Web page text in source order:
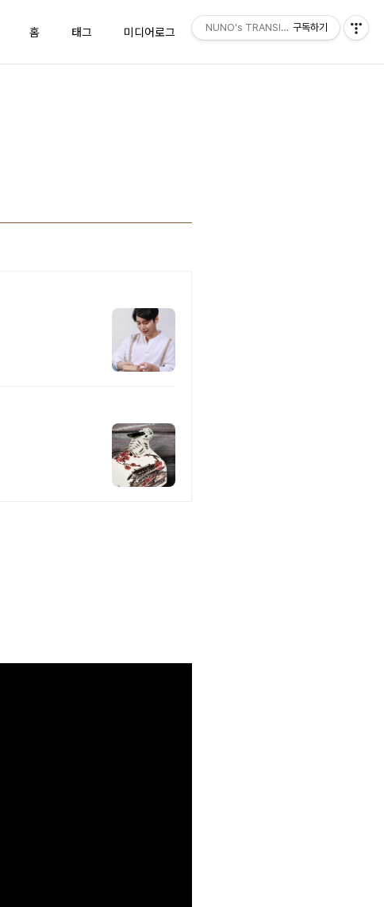
홈 태그 미디어로그 위치로그 방명록
NUNO's TRANSISTOR구독하기